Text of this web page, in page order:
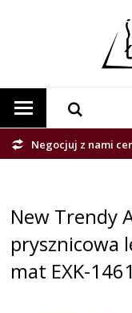
Negocjuj z nami
New Trendy
prysznicowa
mat EXK-